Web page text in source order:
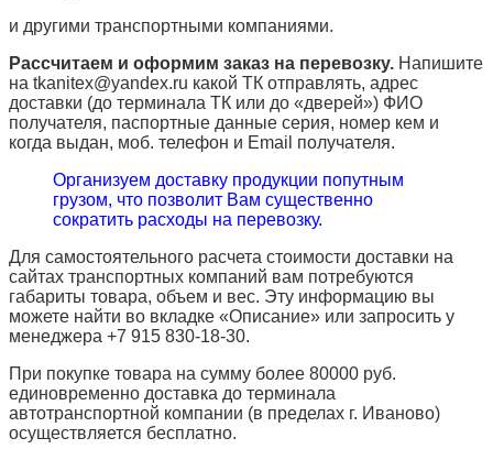
и другими транспортными компаниями.
Рассчитаем и оформим заказ на перевозку. Напишите
на tkanitex@yandex.ru какой ТК отправлять, адрес
доставки (до терминала ТК или до «дверей») ФИО
получателя, паспортные данные серия, номер кем и
когда выдан, моб. телефон и Email получателя.
Организуем доставку продукции попутным
грузом, что позволит Вам существенно
сократить расходы на перевозку.
Для самостоятельного расчета стоимости доставки на
сайтах транспортных компаний вам потребуются
габариты товара, объем и вес. Эту информацию вы
можете найти во вкладке «Описание» или запросить у
менеджера +7 915 830-18-30.
При покупке товара на сумму более 80000 руб.
единовременно доставка до терминала
автотранспортной компании (в пределах г. Иваново)
осуществляется бесплатно.